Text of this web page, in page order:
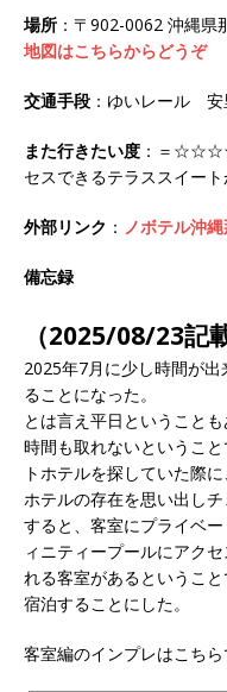
場所 ：〒902-0062 沖縄県
地図はこちらからどうぞ
交通手段 ：ゆいレール
また行きたい度 ：＝
セスできるテラススイー
外部リンク ： ノボテル沖
備忘録
（2025/08/23記
2025年7月に少し時間が
ることになった。
とは言え平日ということ
時間も取れないというこ
トホテルを探していた際
ホテルの存在を思い出しチ
すると、客室にプライベ
ィニティープールにアク
れる客室があるというこ
宿泊することにした。
客室編のインプレはこちら